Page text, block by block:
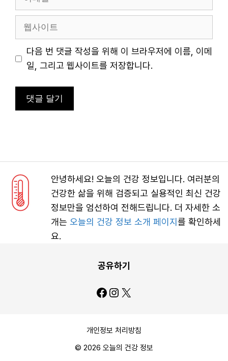
트
다음 번 댓글 작성을 위해 이 브라우저에 이름, 이메
일, 그리고 웹사이트를 저장합니다.
안녕하세요! 오늘의 건강 정보입니다. 여러분의
건강한 삶을 위해 검증되고 실용적인 최신 건강
정보만을 엄선하여 전해드립니다. 더 자세한 소
개는 오늘의 건강 정보 소개 페이지 를 확인하세
요.
공유하기
Facebook
Instagram
X
개인정보 처리방침
© 2026 오늘의 건강 정보